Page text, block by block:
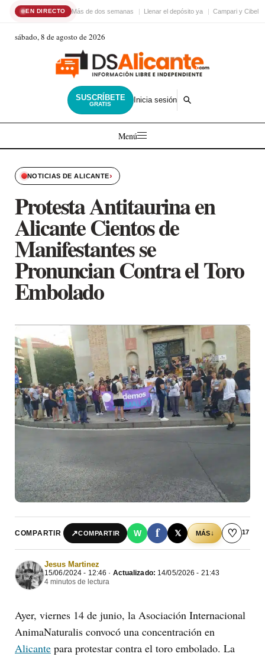
EN DIRECTO Más de dos semanas Llenar el depósito ya Campari y
sábado, 8 de agosto de 2026
SUSCRÍBETE
GRATIS Inicia sesión
Menú
NOTICIAS DE ALICANTE›
Protesta Antitaurina en
Alicante Cientos de
Manifestantes se
Pronuncian Contra el Toro
Embolado
COMPARTIR ↗COMPARTIR W f 𝕏 MÁS↓ ♡ 17
Jesus Martinez
15/06/2024 - 12:46 · Actualizado: 14/05/2026 - 21:43
4 minutos de lectura
Ayer, viernes 14 de junio, la Asociación Internacional
AnimaNaturalis convocó una concentración en
Alicante para protestar contra el toro embolado. La